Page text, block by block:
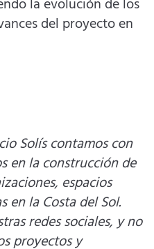
la evolución de los
del proyecto en
Solíscontamos con
en la construcción de
espacios
en la Costa del Sol.
redes sociales, y no
proyectos y